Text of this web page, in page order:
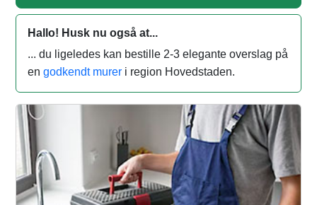
Hallo! Husk nu også at...
... du ligeledes kan bestille 2-3 elegante overslag på
en godkendt murer i region Hovedstaden.